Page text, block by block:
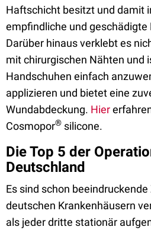
Haftschicht besitzt und damit
empfindliche und geschädigte
Darüber hinaus verklebt es
mit chirurgischen Nähten und
Handschuhen einfach
applizieren und bietet eine
Wundabdeckung. Hier
Cosmopor® silicone.
Die Top 5 der
Deutschland
Es sind schon
deutschen Krankenhäusern
als jeder dritte stationär